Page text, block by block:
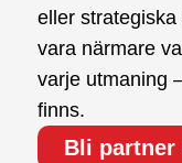
eller
vara närmare
varje utmaning
finns.
Bli